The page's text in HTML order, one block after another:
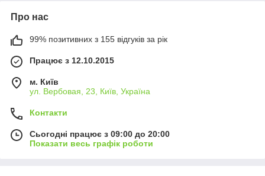
Про нас
99% позитивних з 155 відгуків за рік
Працює з 12.10.2015
м. Київ
ул. Вербовая, 23, Київ, Україна
Контакти
Сьогодні працює з 09:00 до 20:00
Показати весь графік роботи